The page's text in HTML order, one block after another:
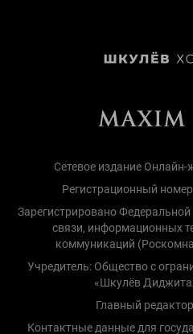
Сетевое издание
Регистрационный
Зарегистрировано
связи, информационных
коммуникаций
Учредитель: Общество с
«Шкулёв
Главный
Контактные данные для